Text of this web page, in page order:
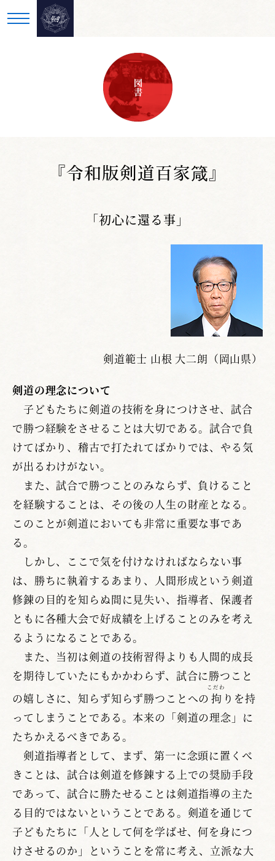
図書
『令和版剣道百家箴』
「初心に還る事」
剣道範士 山根 大二朗（岡山県）
剣道の理念について
子どもたちに剣道の技術を身につけさせ、試合
で勝つ経験をさせることは大切である。試合で負
けてばかり、稽古で打たれてばかりでは、やる気
が出るわけがない。
また、試合で勝つことのみならず、負けること
を経験することは、その後の人生の財産となる。
このことが剣道においても非常に重要な事であ
る。
しかし、ここで気を付けなければならない事
は、勝ちに執着するあまり、人間形成という剣道
修錬の目的を知らぬ間に見失い、指導者、保護者
ともに各種大会で好成績を上げることのみを考え
るようになることである。
また、当初は剣道の技術習得よりも人間的成長
を期待していたにもかかわらず、試合に勝つこと
の嬉しさに、知らず知らず勝つことへの 拘
こだわ
りを持
ってしまうことである。本来の「剣道の理念」に
たちかえるべきである。
剣道指導者として、まず、第一に念頭に置くべ
きことは、試合は剣道を修錬する上での奨励手段
であって、試合に勝たせることは剣道指導の主た
る目的ではないということである。剣道を通じて
子どもたちに「人として何を学ばせ、何を身につ
けさせるのか」ということを常に考え、立派な大